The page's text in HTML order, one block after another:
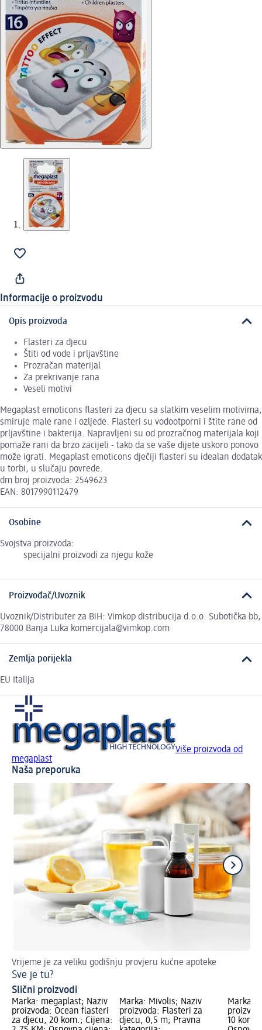
Informacije o proizvodu
Opis proizvoda
Flasteri za djecu
Štiti od vode i prljavštine
Prozračan materijal
Za prekrivanje rana
Veseli motivi
Megaplast emoticons flasteri za djecu sa slatkim veselim motivima,
smiruje male rane i ozljede. Flasteri su vodootporni i štite rane od
prljavštine i bakterija. Napravljeni su od prozračnog materijala koji
pomaže rani da brzo zacijeli - tako da se vaše dijete uskoro ponovo
može igrati. Megaplast emoticons dječiji flasteri su idealan dodatak
u torbi, u slučaju povrede.
dm broj proizvoda: 2549623
EAN: 8017990112479
Osobine
Svojstva proizvoda:
specijalni proizvodi za njegu kože
Proizvođač/Uvoznik
Uvoznik/Distributer za BiH: Vimkop distribucija d.o.o. Subotička bb,
78000 Banja Luka komercijala@vimkop.com
Zemlja porijekla
EU Italija
Više proizvoda od
megaplast
Naša preporuka
Vrijeme je za veliku godišnju provjeru kućne apoteke
Sve je tu?
Slični proizvodi
Marka: megaplast; Naziv
proizvoda: Ocean flasteri
za djecu, 20 kom.; Cijena:
Marka: Mivolis; Naziv
proizvoda: Flasteri za
djecu, 0,5 m; Pravna
Marka:
10